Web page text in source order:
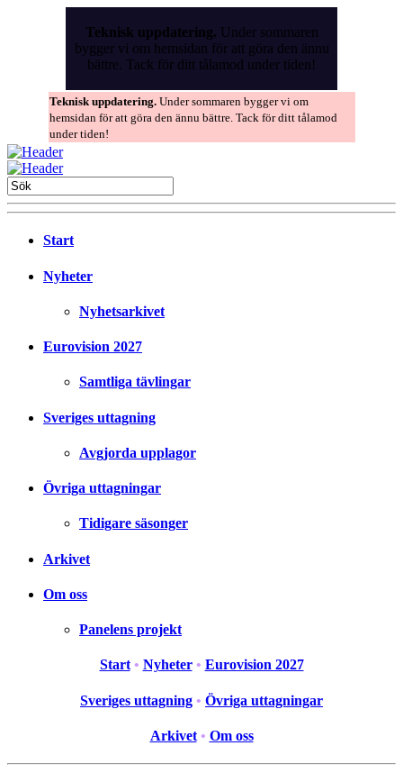
Teknisk uppdatering. Under sommaren
bygger vi om hemsidan för att göra den ännu
bättre. Tack för ditt tålamod under tiden!
Teknisk uppdatering. Under sommaren bygger vi om
hemsidan för att göra den ännu bättre. Tack för ditt tålamod
under tiden!
Start
Nyheter
Nyhetsarkivet
Eurovision 2027
Samtliga tävlingar
Sveriges uttagning
Avgjorda upplagor
Övriga uttagningar
Tidigare säsonger
Arkivet
Om oss
Panelens projekt
Start • Nyheter • Eurovision 2027
Sveriges uttagning • Övriga uttagningar
Arkivet • Om oss